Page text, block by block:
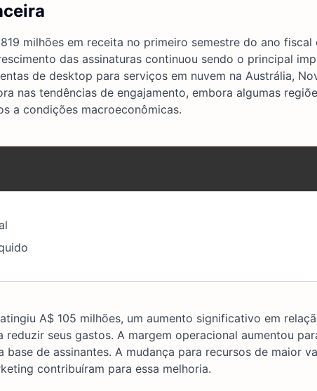
milhões em receita no primeiro semestre do ano
das assinaturas continuou sendo o principal
de desktop para serviços em nuvem na Austrália,
nas tendências de engajamento, embora algumas
a condições macroeconômicas.
A$ 105 milhões, um aumento significativo em
reduzir seus gastos. A margem operacional aumentou
de assinantes. A mudança para recursos de maior
contribuíram para essa melhoria.